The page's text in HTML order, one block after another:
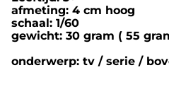
afmeting: 4 cm hoog
schaal: 1/60
gewicht: 30 gram ( 55
onderwerp: tv / serie /